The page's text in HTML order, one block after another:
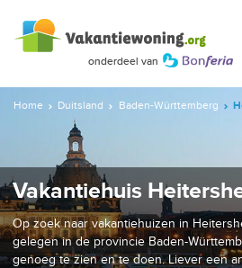
Home Duitsland Baden-Württemberg
Vakantiehuis
Op zoek naar vakantiehuizen in
gelegen in de provincie Baden-
genoeg te zien en te doen. Liever een